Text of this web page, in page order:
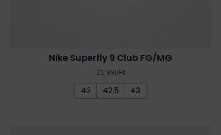
Nike Superfly 9 Club FG/MG
21 990Ft
42 42.5 43